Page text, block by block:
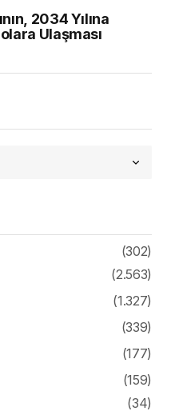
2034 Yılına
Ulaşması
(302)
(2.563)
(1.327)
(339)
(177)
(159)
(34)